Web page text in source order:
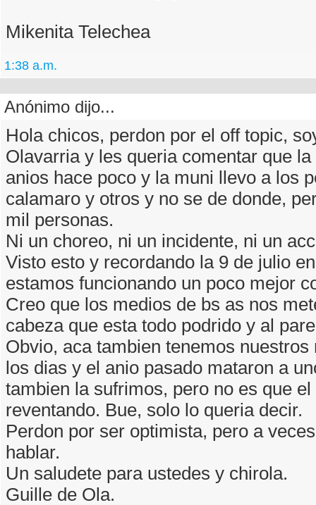
Mikenita Telechea
1:38 a.m.
Anónimo dijo...
Hola chicos, perdon por el off topic,
Olavarria y les queria comentar que
anios hace poco y la muni llevo a los
calamaro y otros y no se de donde,
mil personas.
Ni un choreo, ni un incidente, ni un
Visto esto y recordando la 9 de julio
estamos funcionando un poco mejor
Creo que los medios de bs as nos
cabeza que esta todo podrido y al
Obvio, aca tambien tenemos nuestros
los dias y el anio pasado mataron a
tambien la sufrimos, pero no es que
reventando. Bue, solo lo queria decir.
Perdon por ser optimista, pero a
hablar.
Un saludete para ustedes y chirola.
Guille de Ola.